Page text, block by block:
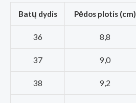
Batų dydis Pėdos plotis (cm)
36 8,8
37 9,0
38 9,2